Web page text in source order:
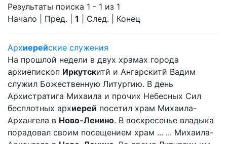
Результаты поиска 1 - 1 из 1
Начало | Пред. | 1 | След. | Конец
Архиерейские служения
На прошлой недели в двух храмах города
архиепископ Иркутскитй и Ангарскитй Вадим
служил Божественную Литургию. В день
Архистратига Михаила и прочих Небесных Сил
бесплотных архиерей посетил храм Михаила-
Архангела в Ново-Ленино. В воскресенье владыка
порадовал своим посещением храм ... ... Михаила-